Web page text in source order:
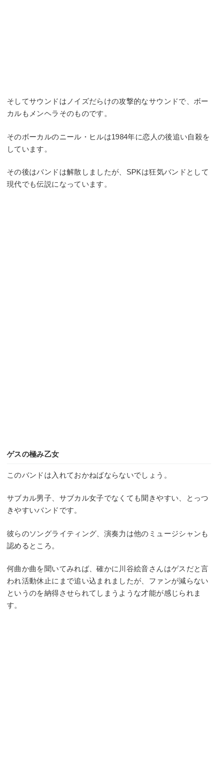
そしてサウンドはノイズだらけの攻撃的なサウンドで、ボー
カルもメンヘラそのものです。
そのボーカルのニール・ヒルは1984年に恋人の後追い自殺を
しています。
その後はバンドは解散しましたが、SPKは狂気バンドとして
現代でも伝説になっています。
ゲスの極み乙女
このバンドは入れておかねばならないでしょう。
サブカル男子、サブカル女子でなくても聞きやすい、とっつ
きやすいバンドです。
彼らのソングライティング、演奏力は他のミュージシャンも
認めるところ。
何曲か曲を聞いてみれば、確かに川谷絵音さんはゲスだと言
われ活動休止にまで追い込まれましたが、ファンが減らない
というのを納得させられてしまうような才能が感じられま
す。